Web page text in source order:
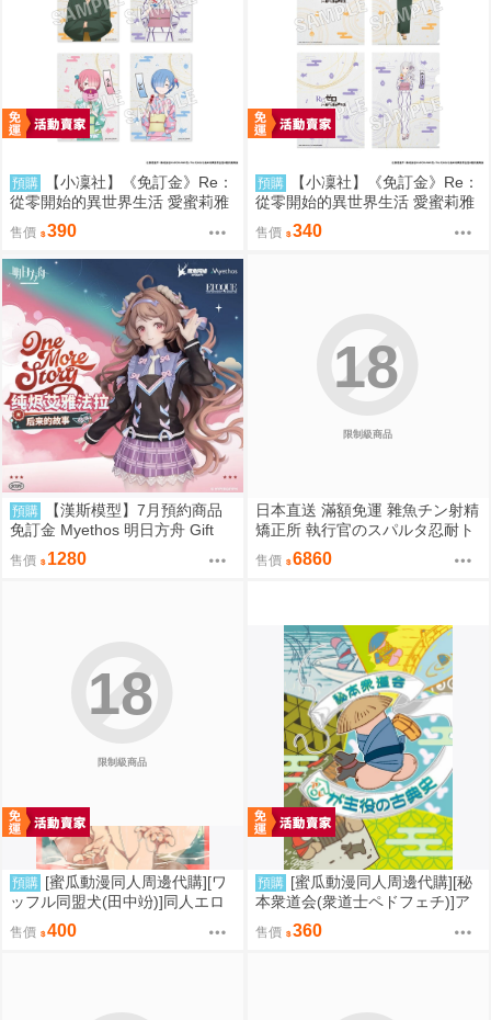
預購
【小凜社】《免訂金》Re：
從零開始的異世界生活 愛蜜莉雅
拉姆 雷姆 お祭り ver. 和服 生寫
真卡片套組
售價 390
預購
【小凜社】《免訂金》Re：
從零開始的異世界生活 愛蜜莉雅
拉姆 雷姆 お祭り ver. 和服 文件
夾資料夾套組
售價 340
預購
【漢斯模型】7月預約商品
免訂金 Myethos 明日方舟 Gift
+系列 純燼艾雅法拉 後來的故事
VER.1/8
售價 1280
限制級商品
18
日本直送 滿額免運 雜魚チン射精
矯正所 執行官のスパルタ忍耐ト
レーニング 4kg重量級 優品 / 優
品即戰力組合 疾風雷神
售價 6860
限制級商品
18
預購 [蜜瓜動漫同人周邊代購][ワ
ッフル同盟犬(田中竕)]同人エロ
ゲ転生2上～発動!ヌルヌルスケ
ベスキル(同人誌)
售價 400
預購 [蜜瓜動漫同人周邊代購][秘
本衆道会(衆道士ペドフェチ)]ア
レが主役の古典史(同人誌)
售價 360